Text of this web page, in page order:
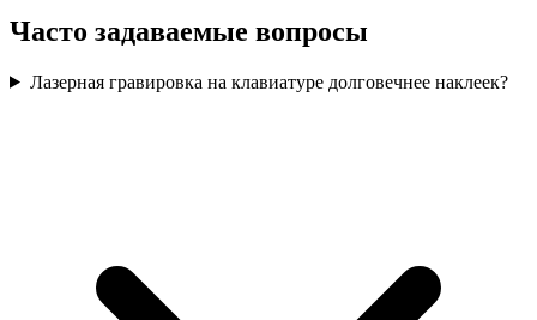
Часто задаваемые вопросы
Лазерная гравировка на клавиатуре долговечнее наклеек?